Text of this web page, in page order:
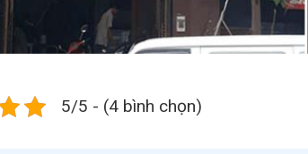
5/5 - (4 bình chọn)